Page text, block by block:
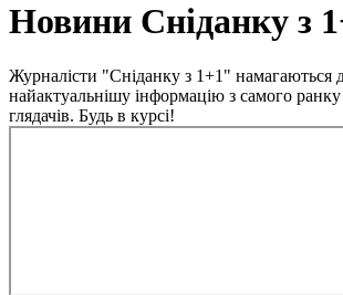
Новини Сніданку з
Журналісти "Сніданку з 1+1" намагаються
найактуальнішу інформацію з самого
глядачів. Будь в курсі!